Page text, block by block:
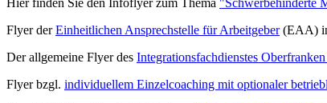
Flyer derEinheitlichen Ansprechstelle für Arbeitgeber(EAA)
Der allgemeine Flyer des Integrationsfachdienstes
Flyer bzgl. individuellem Einzelcoaching mit optionaler